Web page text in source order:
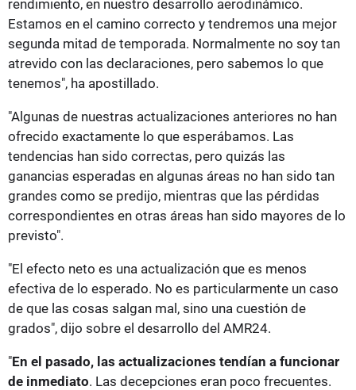
rendimiento, en nuestro desarrollo aerodinámico.
Estamos en el camino correcto y tendremos una mejor
segunda mitad de temporada. Normalmente no soy tan
atrevido con las declaraciones, pero sabemos lo que
tenemos", ha apostillado.
"Algunas de nuestras actualizaciones anteriores no han
ofrecido exactamente lo que esperábamos. Las
tendencias han sido correctas, pero quizás las
ganancias esperadas en algunas áreas no han sido tan
grandes como se predijo, mientras que las pérdidas
correspondientes en otras áreas han sido mayores de lo
previsto".
"El efecto neto es una actualización que es menos
efectiva de lo esperado. No es particularmente un caso
de que las cosas salgan mal, sino una cuestión de
grados", dijo sobre el desarrollo del AMR24.
"En el pasado, las actualizaciones tendían a funcionar
de inmediato. Las decepciones eran poco frecuentes.